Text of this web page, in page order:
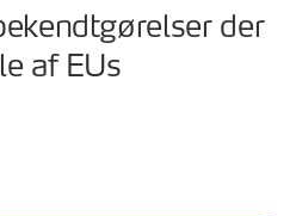
der
af EUs